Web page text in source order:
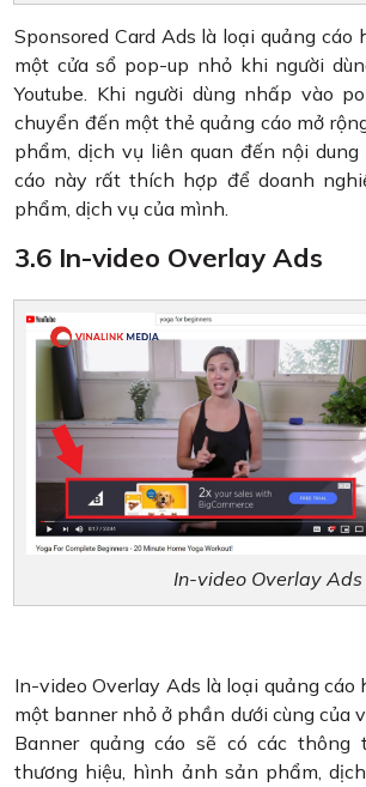
Sponsored Card Ads là loại quảng cáo
một cửa sổ pop-up nhỏ khi người
Youtube. Khi người dùng nhấp vào
chuyển đến một thẻ quảng cáo mở
phẩm, dịch vụ liên quan đến nội dung
cáo này rất thích hợp để doanh
phẩm, dịch vụ của mình.
3.6 In-video Overlay Ads
In-video Overlay Ads
In-video Overlay Ads là loại quảng cáo
một banner nhỏ ở phần dưới cùng của
Banner quảng cáo sẽ có các thông
thương hiệu, hình ảnh sản phẩm,